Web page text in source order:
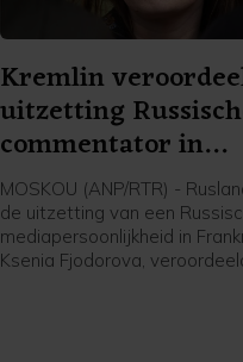
Kremlin
uitzetting
commentator in
Frankrijk
MOSKOU (ANP/RTR) -
de uitzetting van een
mediapersoonlijkheid in
Ksenia Fjodorova,